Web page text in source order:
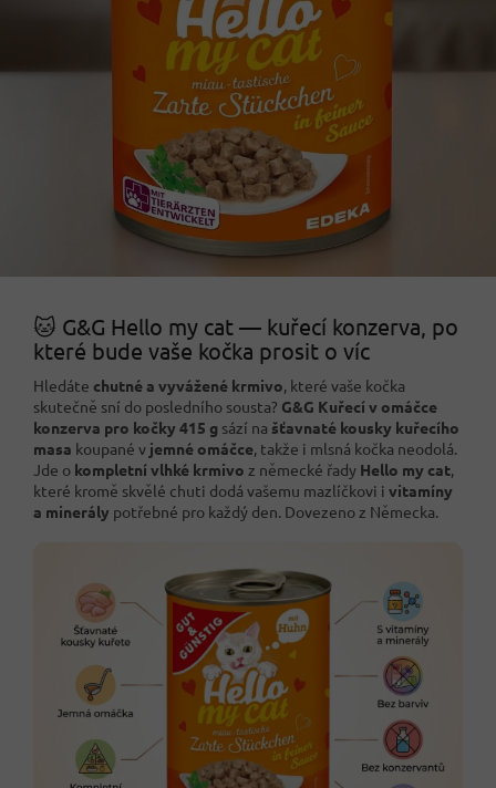
🐱 G&G Hello my cat — kuřecí konzerva, po
které bude vaše kočka prosit o víc
Hledáte chutné a vyvážené krmivo, které vaše kočka
skutečně sní do posledního sousta? G&G Kuřecí v omáčce
konzerva pro kočky 415 g sází na šťavnaté kousky kuřecího
masa koupané v jemné omáčce, takže i mlsná kočka neodolá.
Jde o kompletní vlhké krmivo z německé řady Hello my cat,
které kromě skvělé chuti dodá vašemu mazlíčkovi i vitamíny
a minerály potřebné pro každý den. Dovezeno z Německa.